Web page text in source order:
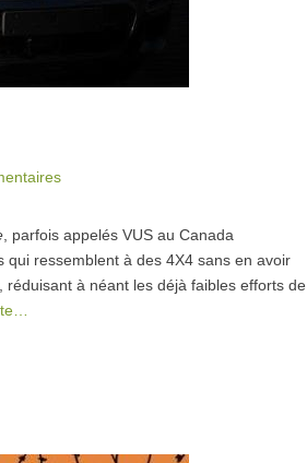
, parfois appelés VUS au Canada
ressemblent à des 4X4 sans en avoir
à néant les déjà faibles efforts de